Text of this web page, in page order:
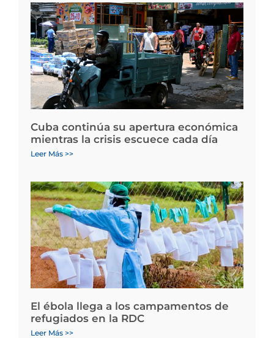
Cuba continúa su apertura económica
mientras la crisis escuece cada día
Leer Más >>
El ébola llega a los campamentos de
refugiados en la RDC
Leer Más >>